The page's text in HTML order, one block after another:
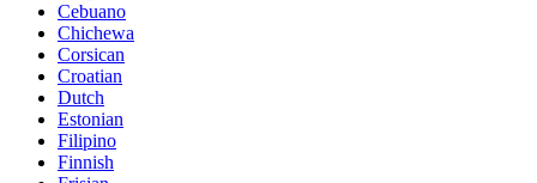
Cebuano
Chichewa
Corsican
Croatian
Dutch
Estonian
Filipino
Finnish